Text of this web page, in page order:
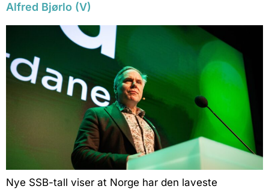
Alfred Bjørlo (V)
Nye SSB-tall viser at Norge har den laveste